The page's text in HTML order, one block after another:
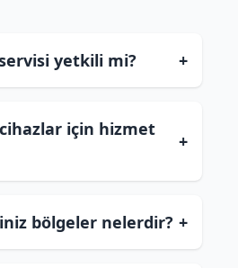
yetkili mi? +
için hizmet
+
bölgeler nelerdir? +